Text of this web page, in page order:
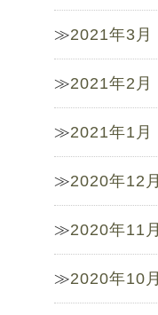
2021年3月
2021年2月
2021年1月
2020年12月
2020年11月
2020年10月